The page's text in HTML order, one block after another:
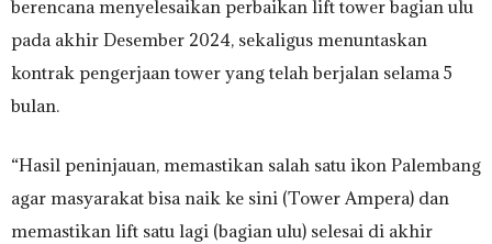
berencana menyelesaikan perbaikan lift tower bagian ulu
pada akhir Desember 2024, sekaligus menuntaskan
kontrak pengerjaan tower yang telah berjalan selama 5
bulan.
“Hasil peninjauan, memastikan salah satu ikon Palembang
agar masyarakat bisa naik ke sini (Tower Ampera) dan
memastikan lift satu lagi (bagian ulu) selesai di akhir